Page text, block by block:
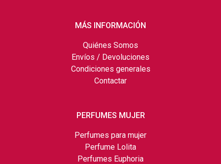
MÁS INFORMACIÓN
Quiénes Somos
Envíos / Devoluciones
Condiciones generales
Contactar
PERFUMES MUJER
Perfumes para mujer
Perfume Lolita
Perfumes Euphoria